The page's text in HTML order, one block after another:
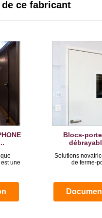
ce fabricant
une
Blocs-
Solutions
de ferme-